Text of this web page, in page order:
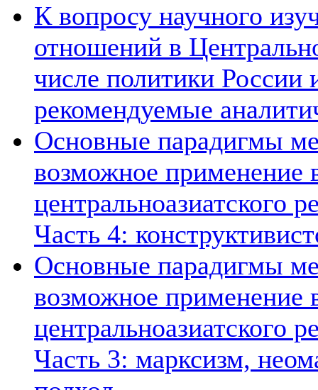
К вопросу научного
отношений в
числе политики России
рекомендуемые
Основные парадигмы
возможное применение
центральноазиатского
Часть 4:
Основные парадигмы
возможное применение
центральноазиатского
Часть 3: марксизм,